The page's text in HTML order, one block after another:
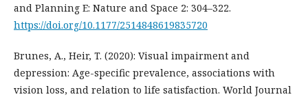
and Planning E: Nature and Space 2: 304–322.
https://doi.org/10.1177/2514848619835720
Brunes, A., Heir, T. (2020): Visual impairment and
depression: Age-specific prevalence, associations with
vision loss, and relation to life satisfaction. World Journal